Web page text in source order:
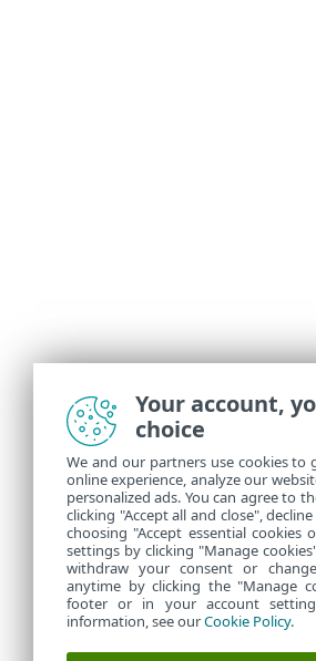
Your account,
choice
We and our partners use cookies
online experience, analyze our
personalized ads. You can agree to
clicking "Accept all and close",
choosing "Accept essential
settings by clicking "Manage
withdraw your consent or
anytime by clicking the "Manage
footer or in your account
information, see ourCookie Policy.